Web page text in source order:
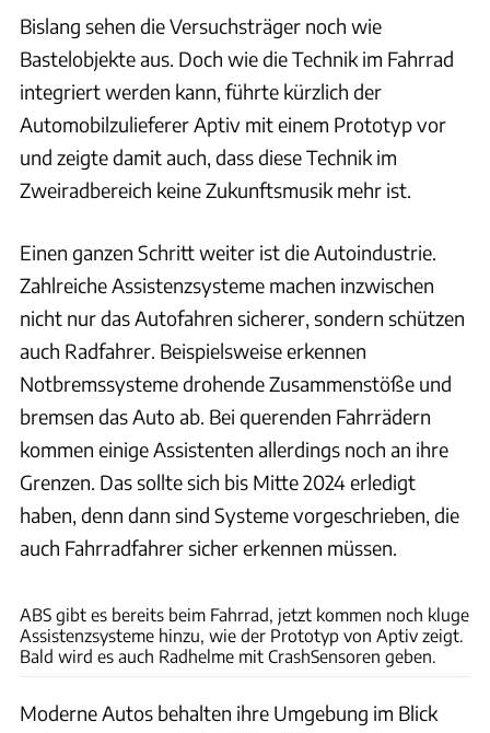
Bislang sehen die Versuchsträger noch wie
Bastelobjekte aus. Doch wie die Technik im Fahrrad
integriert werden kann, führte kürzlich der
Automobilzulieferer Aptiv mit einem Prototyp vor
und zeigte damit auch, dass diese Technik im
Zweiradbereich keine Zukunftsmusik mehr ist.
Einen ganzen Schritt weiter ist die Autoindustrie.
Zahlreiche Assistenzsysteme machen inzwischen
nicht nur das Autofahren sicherer, sondern schützen
auch Radfahrer. Beispielsweise erkennen
Notbremssysteme drohende Zusammenstöße und
bremsen das Auto ab. Bei querenden Fahrrädern
kommen einige Assistenten allerdings noch an ihre
Grenzen. Das sollte sich bis Mitte 2024 erledigt
haben, denn dann sind Systeme vorgeschrieben, die
auch Fahrradfahrer sicher erkennen müssen.
ABS gibt es bereits beim Fahrrad, jetzt kommen noch kluge
Assistenzsysteme hinzu, wie der Prototyp von Aptiv zeigt.
Bald wird es auch Radhelme mit CrashSensoren geben.
Moderne Autos behalten ihre Umgebung im Blick